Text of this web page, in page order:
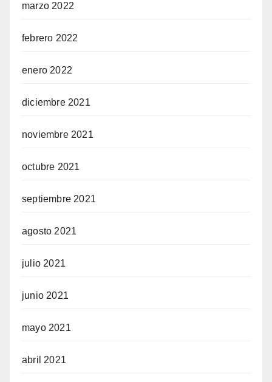
marzo 2022
febrero 2022
enero 2022
diciembre 2021
noviembre 2021
octubre 2021
septiembre 2021
agosto 2021
julio 2021
junio 2021
mayo 2021
abril 2021